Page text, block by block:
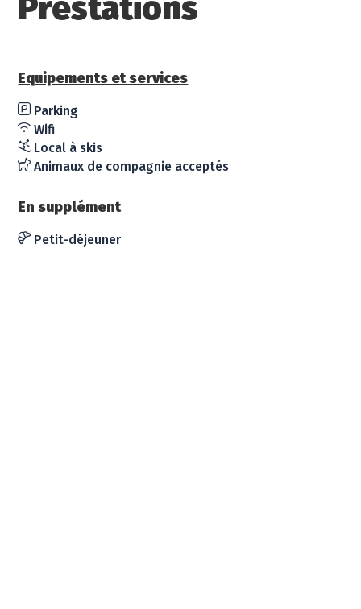
Equipements et services
Parking
Wifi
Local à skis
Animaux de compagnie acceptés
En supplément
Petit-déjeuner